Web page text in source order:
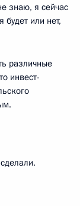
знаю, я сейчас
или нет,
различные
инвест-